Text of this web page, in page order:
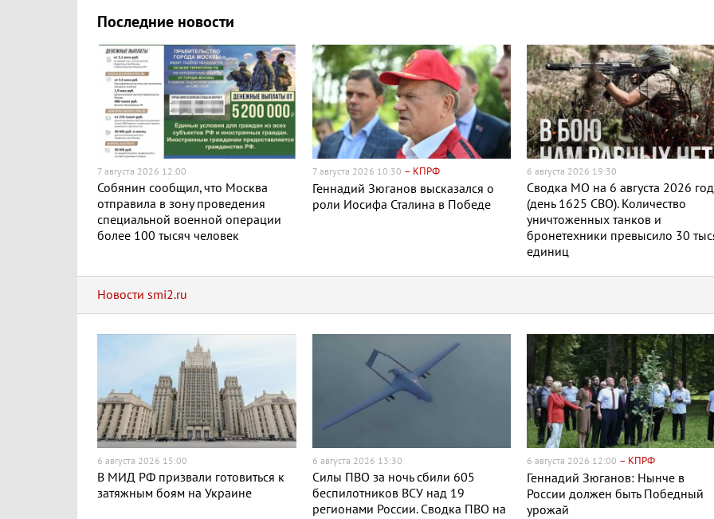
Последние новости
7 августа 2026 12:00
Собянин сообщил, что Москва
отправила в зону проведения
специальной военной операции
более 100 тысяч человек
7 августа 2026 10:30 – КПРФ
Геннадий Зюганов высказался о
роли Иосифа Сталина в Победе
6 августа 2026 19:30
Сводка МО на 6 августа 2026
(день 1625 СВО). Количество
уничтоженных танков и
бронетехники превысило 30
единиц
Новости smi2.ru
6 августа 2026 15:00
В МИД РФ призвали готовиться к
затяжным боям на Украине
6 августа 2026 13:30
Силы ПВО за ночь сбили 605
беспилотников ВСУ над 19
регионами России. Сводка ПВО на
6 августа 2026 12:00 – КПРФ
Геннадий Зюганов: Нынче в
России должен быть Победный
урожай